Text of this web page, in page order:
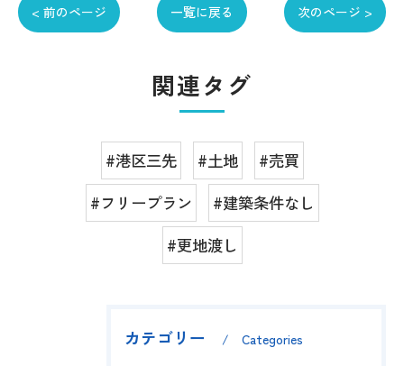
< 前のページ 一覧に戻る 次のページ >
関連タグ
#港区三先 #土地
#売買
#フリープラン
#建築条件なし
#更地渡し
カテゴリー Categories